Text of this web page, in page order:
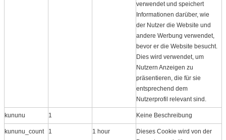
verwendet und speichert
Informationen darüber, wie
der Nutzer die Website und
andere Werbung verwendet,
bevor er die Website besucht.
Dies wird verwendet, um
Nutzern Anzeigen zu
präsentieren, die für sie
entsprechend dem
Nutzerprofil relevant sind.
kununu 1 Keine Beschreibung
kununu_count
1 1 hour
Dieses Cookie wird von der